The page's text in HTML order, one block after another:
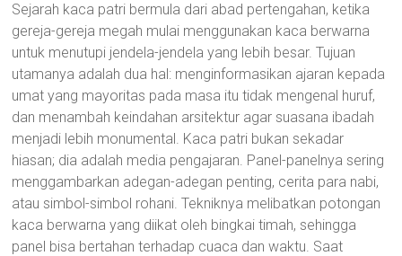
Sejarah kaca patri bermula dari abad pertengahan, ketika
gereja-gereja megah mulai menggunakan kaca berwarna
untuk menutupi jendela-jendela yang lebih besar. Tujuan
utamanya adalah dua hal: menginformasikan ajaran kepada
umat yang mayoritas pada masa itu tidak mengenal huruf,
dan menambah keindahan arsitektur agar suasana ibadah
menjadi lebih monumental. Kaca patri bukan sekadar
hiasan; dia adalah media pengajaran. Panel-panelnya sering
menggambarkan adegan-adegan penting, cerita para nabi,
atau simbol-simbol rohani. Tekniknya melibatkan potongan
kaca berwarna yang diikat oleh bingkai timah, sehingga
panel bisa bertahan terhadap cuaca dan waktu. Saat